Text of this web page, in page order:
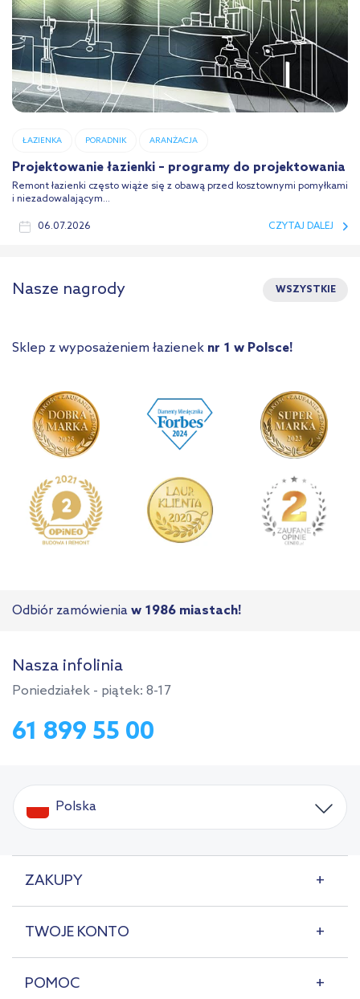
ŁAZIENKA PORADNIK ARANŻACJA
Projektowanie łazienki – programy do projektowania
Remont łazienki często wiąże się z obawą przed kosztownymi pomyłkami
i niezadowalającym...
06.07.2026 CZYTAJ DALEJ
Nasze nagrody WSZYSTKIE
Sklep z wyposażeniem łazienek nr 1 w Polsce!
Odbiór zamówienia w 1986 miastach!
Nasza infolinia
Poniedziałek - piątek: 8-17
61 899 55 00
Polska
ZAKUPY
TWOJE KONTO
POMOC